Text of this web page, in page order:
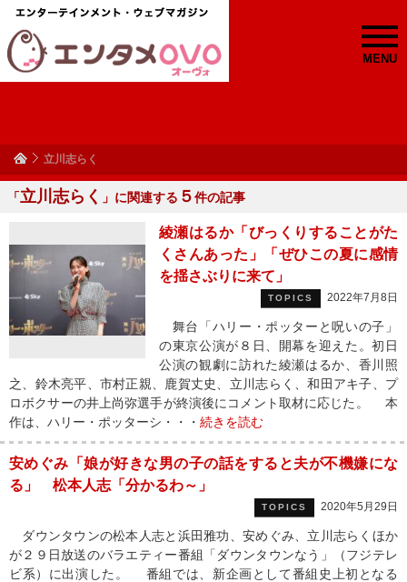
MENU
立川志らく
「立川志らく 」に関連する ５件の記事
綾瀬はるか「びっくりすることがた
くさんあった」「ぜひこの夏に感情
を揺さぶりに来て」
TOPICS 2022年7月8日
舞台「ハリー・ポッターと呪いの子」
の東京公演が８日、開幕を迎えた。初日
公演の観劇に訪れた綾瀬はるか、香川照
之、鈴木亮平、市村正親、鹿賀丈史、立川志らく、和田アキ子、プ
ロボクサーの井上尚弥選手が終演後にコメント取材に応じた。 本
作は、ハリー・ポッターシ・・・ 続きを読む
安めぐみ「娘が好きな男の子の話をすると夫が不機嫌にな
る」 松本人志「分かるわ～」
TOPICS 2020年5月29日
ダウンタウンの松本人志と浜田雅功、安めぐみ、立川志らくほか
が２９日放送のバラエティー番組「ダウンタウンなう」（フジテレ
ビ系）に出演した。 番組では、新企画として番組史上初となる